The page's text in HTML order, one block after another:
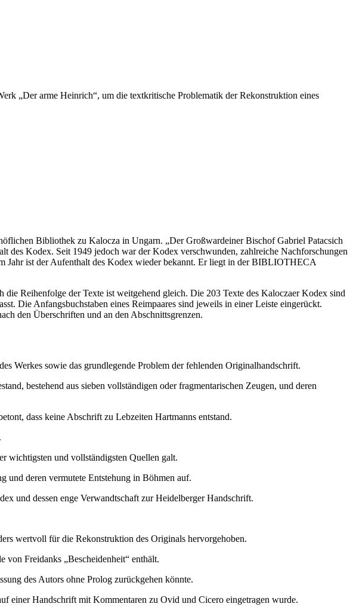
„Der arme Heinrich“, um die textkritische Problematik der Rekonstruktion eines
Bibliothek zu Kalocza in Ungarn. „Der Großwardeiner Bischof Gabriel Patacsich
des Kodex. Seit 1949 jedoch war der Kodex verschwunden, zahlreiche Nachforschungen
Jahr ist der Aufenthalt des Kodex wieder bekannt. Er liegt in der BIBLIOTHECA
Reihenfolge der Texte ist weitgehend gleich. Die 203 Texte des Kaloczaer Kodex sind
Die Anfangsbuchstaben eines Reimpaares sind jeweils in einer Leiste eingerückt.
den Überschriften und an den Abschnittsgrenzen.
Werkes sowie das grundlegende Problem der fehlenden Originalhandschrift.
bestehend aus sieben vollständigen oder fragmentarischen Zeugen, und deren
dass keine Abschrift zu Lebzeiten Hartmanns entstand.
wichtigsten und vollständigsten Quellen galt.
und deren vermutete Entstehung in Böhmen auf.
und dessen enge Verwandtschaft zur Heidelberger Handschrift.
wertvoll für die Rekonstruktion des Originals hervorgehoben.
von Freidanks „Bescheidenheit“ enthält.
des Autors ohne Prolog zurückgehen könnte.
einer Handschrift mit Kommentaren zu Ovid und Cicero eingetragen wurde.